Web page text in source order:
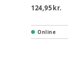
124,95 kr.
Online